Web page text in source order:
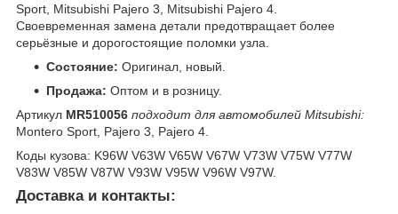
Sport, Mitsubishi Pajero 3, Mitsubishi Pajero 4.
Своевременная замена детали предотвращает более
серьёзные и дорогостоящие поломки узла.
Состояние: Оригинал, новый.
Продажа: Оптом и в розницу.
Артикул MR510056 подходит для автомобилей Mitsubishi:
Montero Sport, Pajero 3, Pajero 4.
Коды кузова: K96W V63W V65W V67W V73W V75W V77W
V83W V85W V87W V93W V95W V96W V97W.
Доставка и контакты: